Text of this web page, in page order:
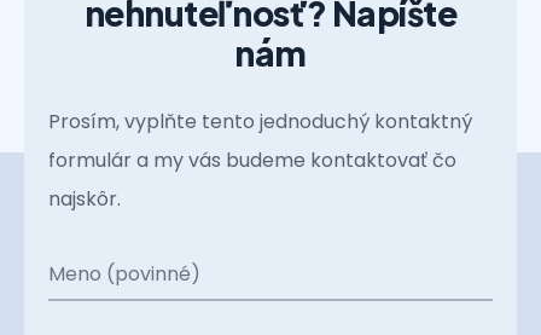
nehnuteľnosť? Napíšte
nám
Prosím, vyplňte tento jednoduchý kontaktný
formulár a my vás budeme kontaktovať čo
najskôr.
Meno (povinné)